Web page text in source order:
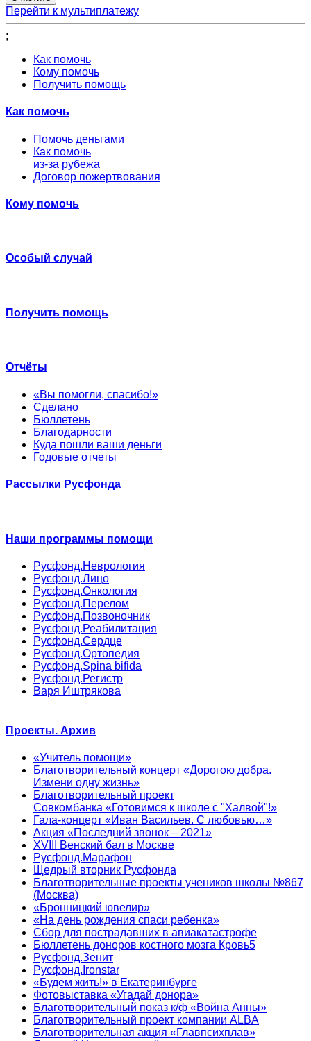
Перейти к мультиплатежу
;
Как помочь
Кому помочь
Получить помощь
Как помочь
Помочь деньгами
Как помочь
из-за рубежа
Договор пожертвования
Кому помочь
Особый случай
Получить помощь
Отчёты
«Вы помогли, спасибо!»
Сделано
Бюллетень
Благодарности
Куда пошли ваши деньги
Годовые отчеты
Рассылки Русфонда
Наши программы помощи
Русфонд.Неврология
Русфонд.Лицо
Русфонд.Онкология
Русфонд.Перелом
Русфонд.Позвоночник
Русфонд.Реабилитация
Русфонд.Сердце
Русфонд.Ортопедия
Русфонд.Spina bifida
Русфонд.Регистр
Варя Иштрякова
Проекты. Архив
«Учитель помощи»
Благотворительный концерт «Дорогою добра.
Измени одну жизнь»
Благотворительный проект
Совкомбанка «Готовимся к школе с "Халвой"!»
Гала-концерт «Иван Васильев. С любовью…»
Акция «Последний звонок – 2021»
XVIII Венский бал в Москве
Русфонд.Марафон
Щедрый вторник Русфонда
Благотворительные проекты учеников школы №867
(Москва)
«Бронницкий ювелир»
«На день рождения спаси ребенка»
Сбор для пострадавших в авиакатастрофе
Бюллетень доноров костного мозга Кровь5
Русфонд.Зенит
Русфонд.Ironstar
«Будем жить!» в Екатеринбурге
Фотовыставка «Угадай донора»
Благотворительный показ к/ф «Война Анны»
Благотворительный проект компании ALBA
Благотворительная акция «Главпсихплав»